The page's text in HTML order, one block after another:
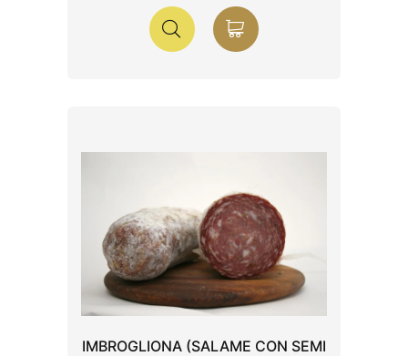
IMBROGLIONA (SALAME CON SEMI